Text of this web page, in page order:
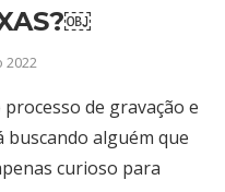
2022
de gravação e
buscando alguém que
curioso para